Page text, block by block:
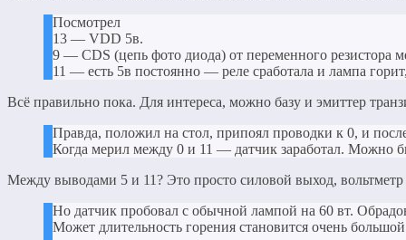
Посмотрел
13 — VDD 5в.
9 — CDS (цепь фото диода) от переменного резистора
11 — есть 5в постоянно — реле сработала и лампа
Всё правильно пока. Для интереса, можно базу и эмиттер
Правда, положил на стол, припоял проводки к 0, и
Когда мерил между 0 и 11 — датчик заработал. Можно
Между выводами 5 и 11? Это просто силовой выход, вольтметр
Но датчик пробовал с обычной лампой на 60 вт.
Может длительность горения становится очень